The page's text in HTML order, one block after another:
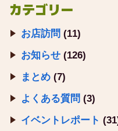
カテゴリー
お店訪問 (11)
お知らせ (126)
まとめ (7)
よくある質問 (3)
イベントレポート